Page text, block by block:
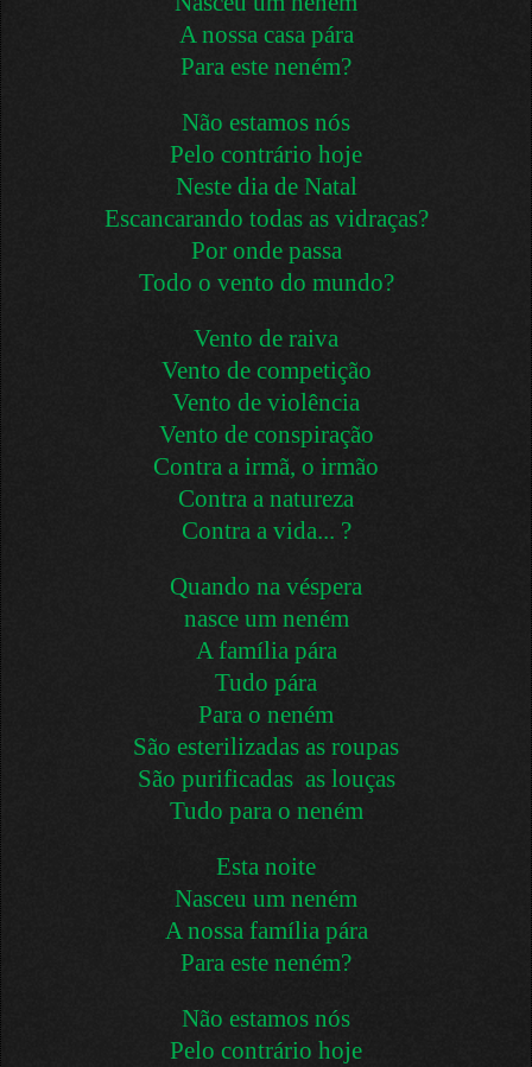
A nossa casa pára
Para este neném?
Não estamos nós
Pelo contrário hoje
Neste dia de Natal
Escancarando todas as vidraças?
Por onde passa
Todo o vento do mundo?
Vento de raiva
Vento de competição
Vento de violência
Vento de conspiração
Contra a irmã, o irmão
Contra a natureza
Contra a vida... ?
Quando na véspera
nasce um neném
A família pára
Tudo pára
Para o neném
São esterilizadas as roupas
São purificadas as louças
Tudo para o neném
Esta noite
Nasceu um neném
A nossa família pára
Para este neném?
Não estamos nós
Pelo contrário hoje